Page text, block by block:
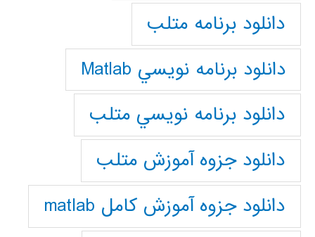
دانلود برنامه متلب
دانلود برنامه نويسي Matlab
دانلود برنامه نويسي متلب
دانلود جزوه آموزش متلب
دانلود جزوه آموزش کامل matlab